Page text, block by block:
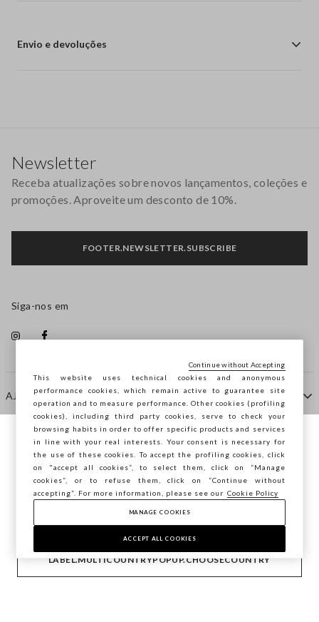
Envio e devoluções
AJUDA
EMPRESA
CONTACTE-NOS
Newsletter
Receba atualizações sobre novos lançamentos, coleções e
promoções. Aproveite um desconto de 10%.
FOOTER.NEWSLETTER.SUBSCRIBE
Siga-nos em
Copyright © Ovs S.p.A. -
Está a navegar na STEFANEL Portugal,
deseja guardar a sua localização?
CONFIRMAR
LABEL.MULTICOUNTRYPOPUP.CHOOSECOUNTRY
footer.item.country Portugal
This website uses technical cookies and anonymous
performance cookies, which remain active to guarantee site
operation and to measure performance. Other cookies (profiling
cookies), including third party cookies, serve to check your
browsing habits in order to offer specific products and services
in line with your real interests. Your consent is necessary for
the use of these cookies. To accept the profiling cookies, click
on "accept all cookies”, to select them, click on “Manage
cookies”, or to refuse them, click on “Continue without
accepting”. For more information, please see our Cookie Policy
MANAGE COOKIES
ACCEPT ALL COOKIES
Continue without Accepting